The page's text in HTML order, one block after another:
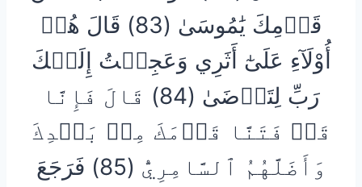
قَوۡمِكَ يَٰمُوسَىٰ (83) قَالَ هُمۡ
أُوْلَآءِ عَلَىٰٓ أَثَرِي وَعَجِلۡتُ إِلَيۡكَ
رَبِّ لِتَرۡضَىٰ (84) قَالَ فَإِنَّا
قَدۡ فَتَنَّا قَوۡمَكَ مِنۢ بَعۡدِكَ
وَأَضَلَّهُمُ ٱلسَّامِرِيُّ (85) فَرَجَعَ